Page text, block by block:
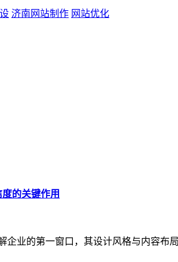
济南网站制作 网站优化
的关键作用
企业的第一窗口，其设计风格与内容布